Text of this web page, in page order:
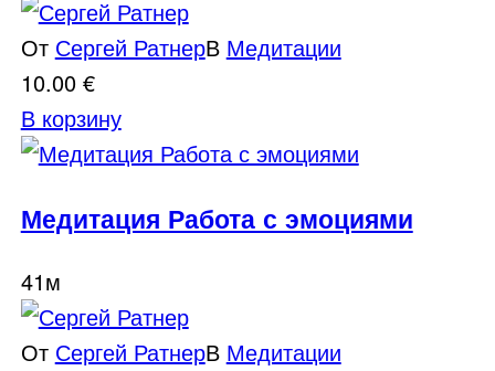
От Сергей РатнерВ Медитации
10.00 €
В корзину
Медитация Работа с эмоциями
41м
От Сергей РатнерВ Медитации